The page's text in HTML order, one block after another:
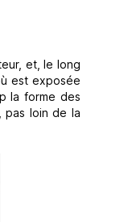
et, le long
est exposée
la forme des
pas loin de la